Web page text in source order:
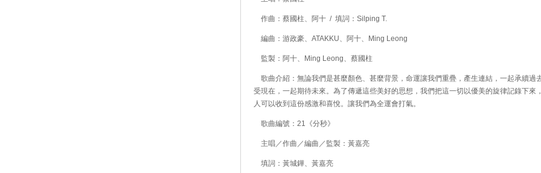
作曲：蔡國柱、阿十 / 填詞：Silping T.
編曲：游政豪、ATAKKU、阿十、Ming Leong
監製：阿十、Ming Leong、蔡國柱
歌曲介紹：無論我們是甚麼顏色、甚麼背景，命運讓我們重疊，產生連結，一起承續過
受現在，一起期待未來。為了傳遞這些美好的思想，我們把這一切以優美的旋律記錄下來
人可以收到這份感激和喜悅。讓我們為全運會打氣。
歌曲編號：21《分秒》
主唱／作曲／編曲／監製：黃嘉亮
填詞：黃城鏵、黃嘉亮